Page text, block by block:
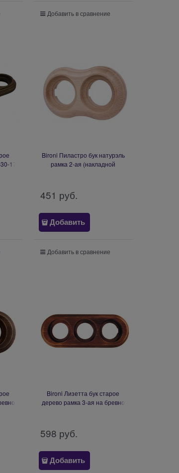
Добавить в сравнение
17
Bironi Пиластро бук натурэль
рамка 2-ая (накладной
451 руб.
Добавить
Добавить в сравнение
Bironi Лизетта бук старое
дерево рамка 3-ая на бревно
598 руб.
Добавить